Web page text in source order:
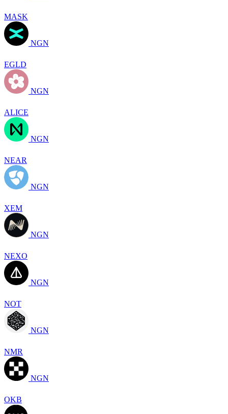
MASK
NGN
EGLD
NGN
ALICE
NGN
NEAR
NGN
XEM
NGN
NEXO
NGN
NOT
NGN
NMR
NGN
OKB